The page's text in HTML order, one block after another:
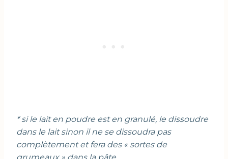
* si le lait en poudre est en granulé, le dissoudre
dans le lait sinon il ne se dissoudra pas
complètement et fera des « sortes de